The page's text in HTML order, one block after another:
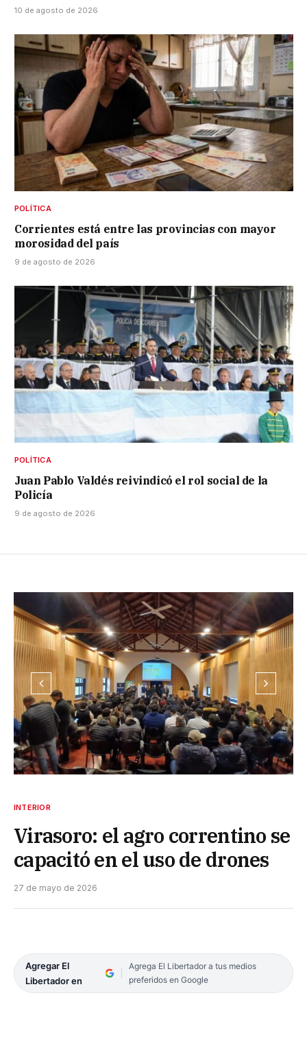
10 de agosto de 2026
POLÍTICA
Corrientes está entre las provincias con mayor
morosidad del país
9 de agosto de 2026
POLÍTICA
Juan Pablo Valdés reivindicó el rol social de la
Policía
9 de agosto de 2026
INTERIOR
Virasoro: el agro correntino se
capacitó en el uso de drones
27 de mayo de 2026
Agregar El
Libertador en
Agrega El Libertador a tus medios
preferidos en Google